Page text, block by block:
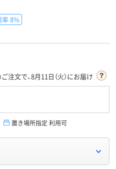
率 8%
注文で、8月11日（火）にお届け
置き場所指定 利用可